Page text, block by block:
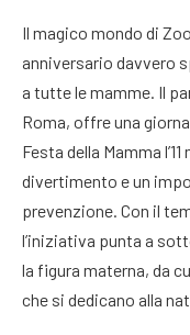
Il magico mondo di
anniversario davvero
a tutte le mamme. Il
Roma, offre una
Festa della Mamma
divertimento e un
prevenzione. Con il
l’iniziativa punta a
la figura materna, da
che si dedicano alla